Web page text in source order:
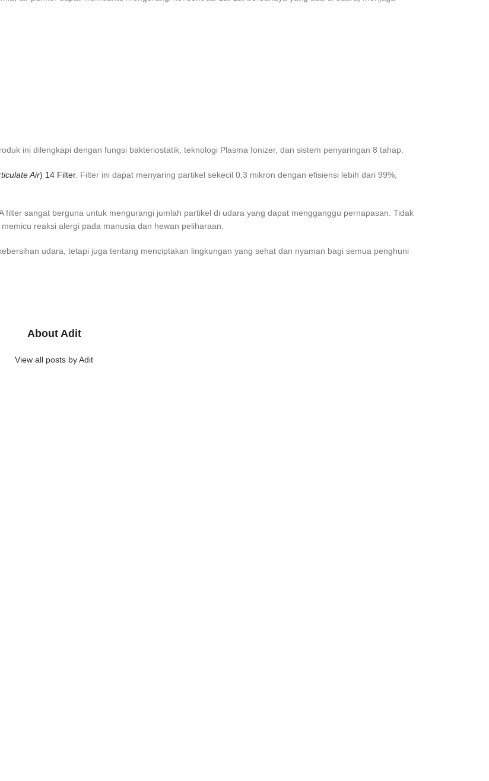
ini dilengkapi dengan fungsi bakteriostatik, teknologi Plasma Ionizer, dan sistem penyaringan 8 tahap.
Air) 14 Filter. Filter ini dapat menyaring partikel sekecil 0,3 mikron dengan efisiensi lebih dari 99%,
sangat berguna untuk mengurangi jumlah partikel di udara yang dapat mengganggu pernapasan. Tidak
reaksi alergi pada manusia dan hewan peliharaan.
udara, tetapi juga tentang menciptakan lingkungan yang sehat dan nyaman bagi semua penghuni
About Adit
View all posts by Adit